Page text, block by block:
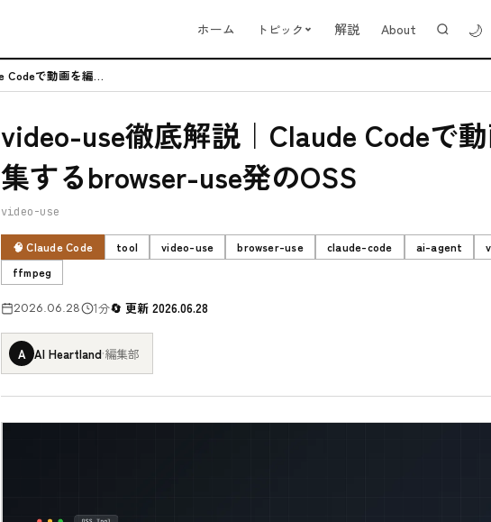
ホーム トピック 解説 About 🌙
video-use徹底解説｜Claude Codeで動画を編集するbrow...
video-use徹底解説｜Claude Codeで
集するbrowser-use発のOSS
video-use
🧠 Claude Code tool video-use browser-use claude-code ai-agent
ffmpeg
2026.06.28 1分 更新 2026.06.28
A AI Heartland·編集部